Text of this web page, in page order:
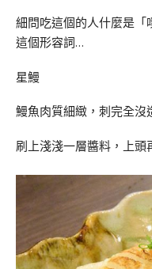
細問吃這個的人什麼是「
這個形容詞…
星鰻
鰻魚肉質細緻，刺完全沒
刷上淺淺一層醬料，上